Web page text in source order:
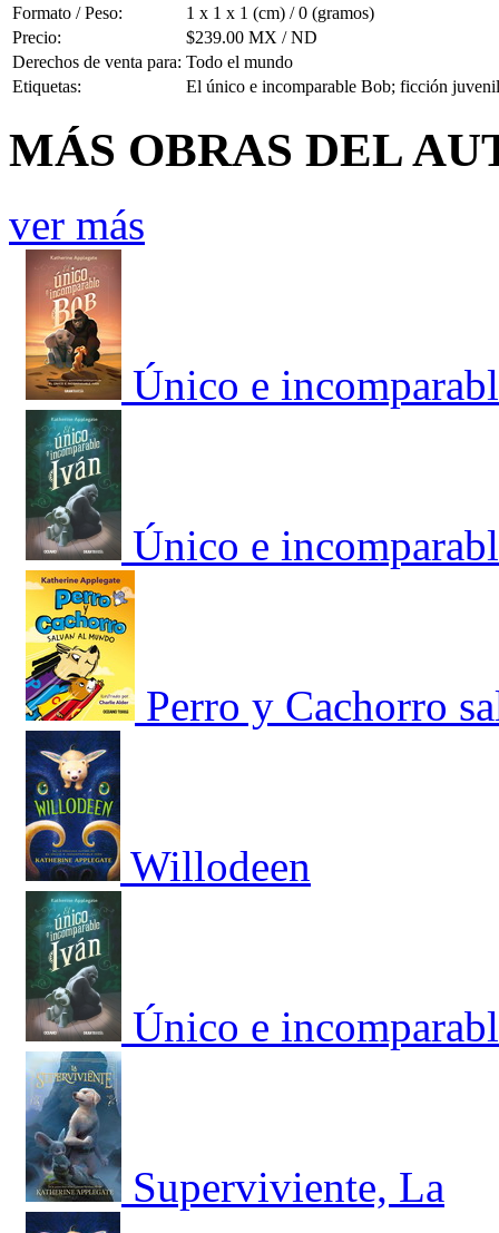
Formato / Peso:
1 x 1 x 1 (cm) / 0 (gramos)
Precio:
$239.00 MX / ND
Derechos de venta para: Todo el mundo
Etiquetas:
El único e incomparable Bob; ficción
MÁS OBRAS DEL
ver más
Único e
Único e
Perro y Cachorro
Willodeen
Único e
Superviviente, La